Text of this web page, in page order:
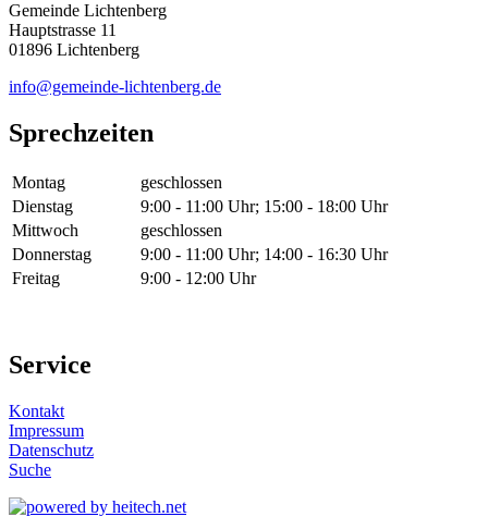
Gemeinde Lichtenberg
Hauptstrasse 11
01896 Lichtenberg
info@gemeinde-lichtenberg.de
Sprechzeiten
Montag
geschlossen
Dienstag
9:00 - 11:00 Uhr; 15:00 - 18:00 Uhr
Mittwoch
geschlossen
Donnerstag
9:00 - 11:00 Uhr; 14:00 - 16:30 Uhr
Freitag
9:00 - 12:00 Uhr
Service
Kontakt
Impressum
Datenschutz
Suche